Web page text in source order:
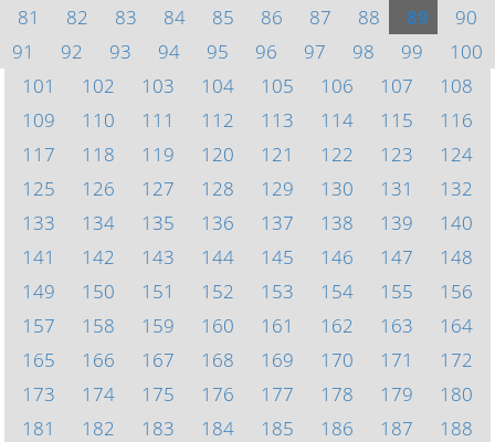
81
82 83 84 85 86 87 88 89
90
91
92 93 94 95 96 97 98 99
100
101
102 103 104 105 106 107
108
109
110 111 112 113 114 115
116
117
118 119 120 121 122 123
124
125
126 127 128 129 130 131
132
133
134 135 136 137 138 139
140
141
142 143 144 145 146 147
148
149
150 151 152 153 154 155
156
157
158 159 160 161 162 163
164
165
166 167 168 169 170 171
172
173
174 175 176 177 178 179
180
181
182 183 184 185 186 187
188